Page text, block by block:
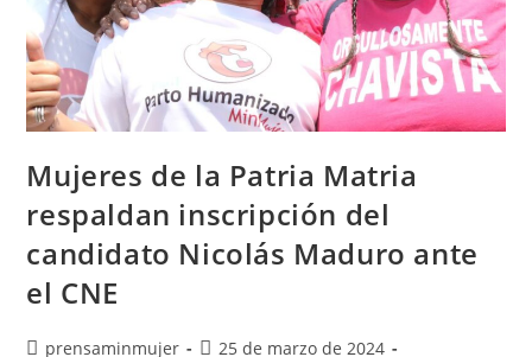
Mujeres de la Patria Matria
respaldan inscripción del
candidato Nicolás Maduro ante
el CNE
prensaminmujer
25 de marzo de 2024